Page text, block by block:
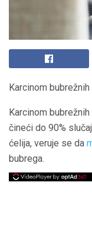
Karcinom
Karcinom
čineći do 90%
ćelija, veruje se da
bubrega.